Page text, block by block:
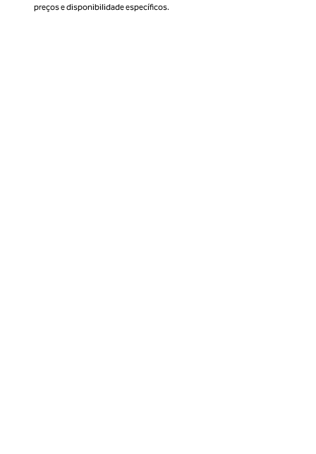
preços e disponibilidade específicos.